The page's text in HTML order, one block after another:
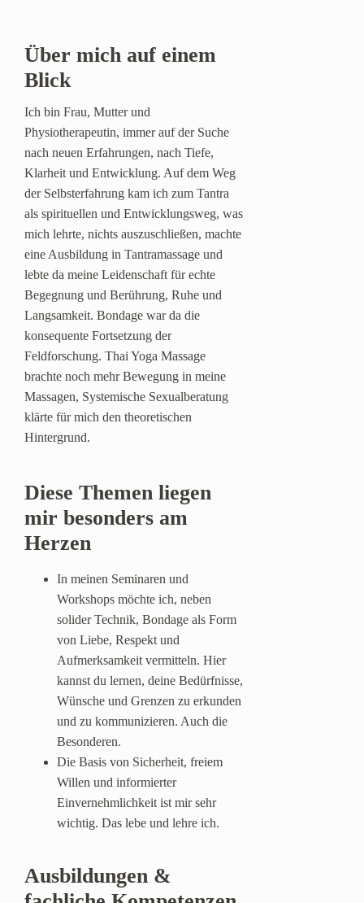
Über mich auf einem
Blick
Ich bin Frau, Mutter und
Physiotherapeutin, immer auf der Suche
nach neuen Erfahrungen, nach Tiefe,
Klarheit und Entwicklung. Auf dem Weg
der Selbsterfahrung kam ich zum Tantra
als spirituellen und Entwicklungsweg, was
mich lehrte, nichts auszuschließen, machte
eine Ausbildung in Tantramassage und
lebte da meine Leidenschaft für echte
Begegnung und Berührung, Ruhe und
Langsamkeit. Bondage war da die
konsequente Fortsetzung der
Feldforschung. Thai Yoga Massage
brachte noch mehr Bewegung in meine
Massagen, Systemische Sexualberatung
klärte für mich den theoretischen
Hintergrund.
Diese Themen liegen
mir besonders am
Herzen
In meinen Seminaren und
Workshops möchte ich, neben
solider Technik, Bondage als Form
von Liebe, Respekt und
Aufmerksamkeit vermitteln. Hier
kannst du lernen, deine Bedürfnisse,
Wünsche und Grenzen zu erkunden
und zu kommunizieren. Auch die
Besonderen.
Die Basis von Sicherheit, freiem
Willen und informierter
Einvernehmlichkeit ist mir sehr
wichtig. Das lebe und lehre ich.
Ausbildungen &